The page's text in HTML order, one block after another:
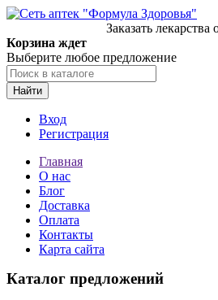
Заказать лекарства
Корзина ждет
Выберите любое предложение
Найти
Вход
Регистрация
Главная
О нас
Блог
Доставка
Оплата
Контакты
Карта сайта
Каталог предложений